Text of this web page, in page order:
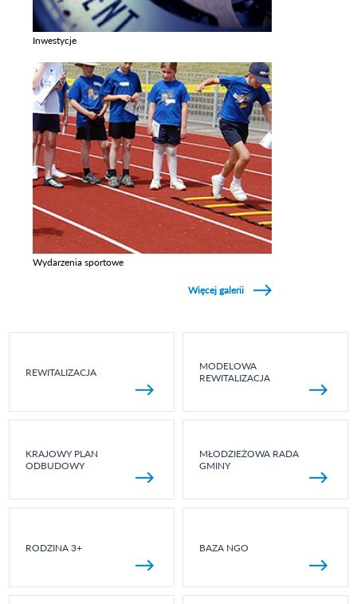
Inwestycje
Wydarzenia sportowe
Więcej galerii
REWITALIZACJA
MODELOWA
REWITALIZACJA
KRAJOWY PLAN
ODBUDOWY
MŁODZIEŻOWA RADA
GMINY
RODZINA 3+ BAZA NGO